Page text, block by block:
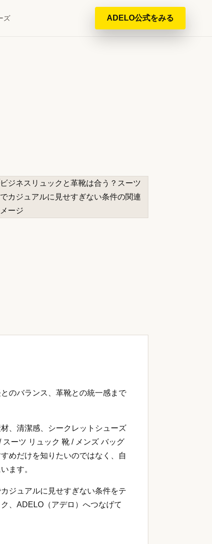
ズ ADELO公式をみる
のバランス、革靴との統一感まで
、清潔感、シークレットシューズ
ーツ リュック 靴 / メンズ バッグ
めだけを知りたいのではなく、自
ます。
ジュアルに見せすぎない条件をテ
、ADELO（アデロ）へつなげて